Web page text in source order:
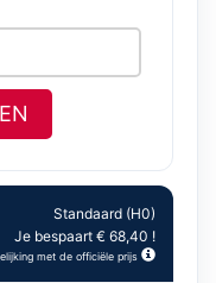
Standaard (H0)
Je bespaart € 68,40 !
met de officiële prijs